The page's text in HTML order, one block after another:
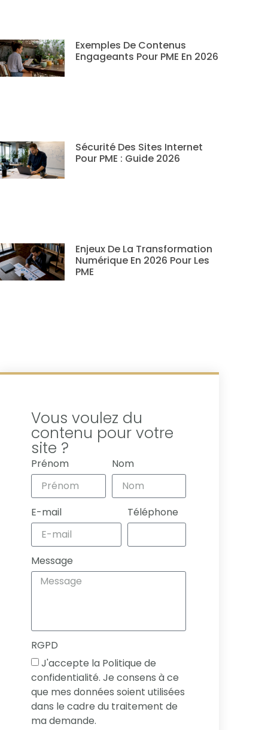
Exemples De Contenus
Engageants Pour PME En 2026
Sécurité Des Sites Internet
Pour PME : Guide 2026
Enjeux De La Transformation
Numérique En 2026 Pour Les
PME
Vous voulez du
contenu pour votre
site ?
Prénom Nom
E-mail Téléphone
Message
RGPD
J'accepte la Politique de
confidentialité. Je consens à ce
que mes données soient utilisées
dans le cadre du traitement de
ma demande.